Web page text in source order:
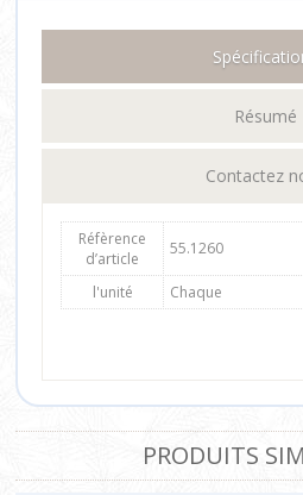
Résumé
Contactez
Réfèrence
d’article
55.1260
l'unité Chaque
PRODUITS